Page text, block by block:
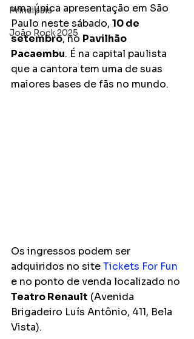
Principais
João Rock 2025
uma única apresentação em São
Paulo neste sábado, 10 de
setembro, no Pavilhão
Pacaembu. É na capital paulista
que a cantora tem uma de suas
maiores bases de fãs no mundo.
Os ingressos podem ser
adquiridos no site Tickets For Fun
e no ponto de venda localizado no
Teatro Renault (Avenida
Brigadeiro Luís Antônio, 411, Bela
Vista).